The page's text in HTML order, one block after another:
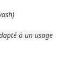
à un usage